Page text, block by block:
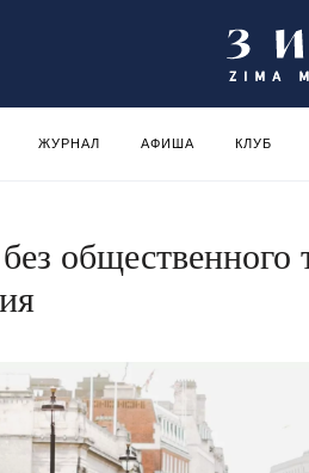
ЖУРНАЛ АФИША КЛУБ
общественного